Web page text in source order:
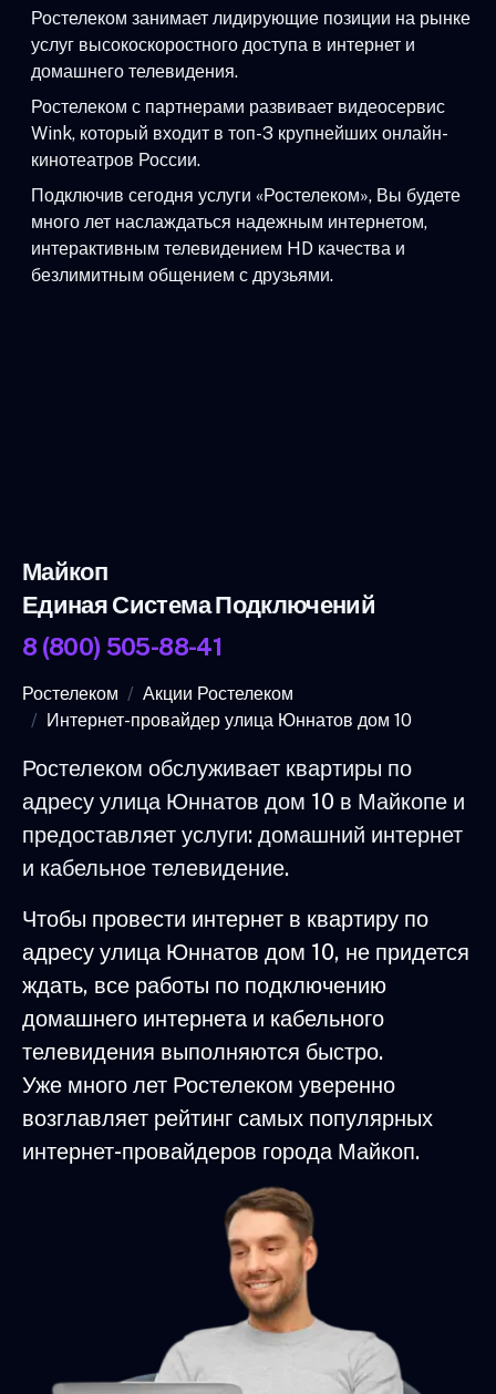
Ростелеком занимает лидирующие позиции на рынке
услуг высокоскоростного доступа в интернет и
домашнего телевидения.
Ростелеком с партнерами развивает видеосервис
Wink, который входит в топ-3 крупнейших онлайн-
кинотеатров России.
Подключив сегодня услуги «Ростелеком», Вы будете
много лет наслаждаться надежным интернетом,
интерактивным телевидением HD качества и
безлимитным общением с друзьями.
Майкоп
Единая Система Подключений
8 (800) 505-88-41
Ростелеком
Акции Ростелеком
Интернет-провайдер улица Юннатов дом 10
Ростелеком обслуживает квартиры по
адресу улица Юннатов дом 10 в Майкопе и
предоставляет услуги: домашний интернет
и кабельное телевидение.
Чтобы провести интернет в квартиру по
адресу улица Юннатов дом 10, не придется
ждать, все работы по подключению
домашнего интернета и кабельного
телевидения выполняются быстро.
Уже много лет Ростелеком уверенно
возглавляет рейтинг самых популярных
интернет-провайдеров города Майкоп.